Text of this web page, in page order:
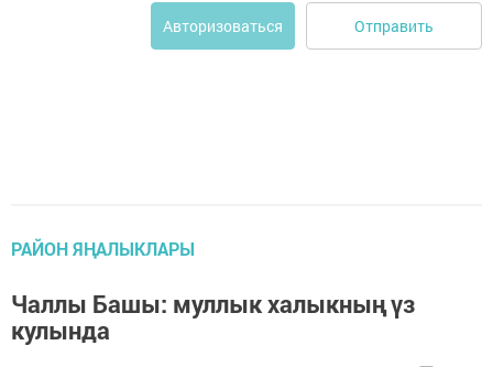
Авторизоваться Отправить
РАЙОН ЯҢАЛЫКЛАРЫ
Чаллы Башы: муллык халыкның үз
кулында